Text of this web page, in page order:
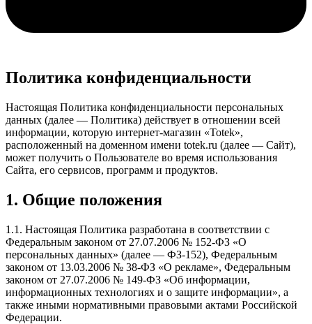
Политика конфиденциальности
Настоящая Политика конфиденциальности персональных
данных (далее — Политика) действует в отношении всей
информации, которую интернет-магазин «Totek»,
расположенный на доменном имени totek.ru (далее — Сайт),
может получить о Пользователе во время использования
Сайта, его сервисов, программ и продуктов.
1. Общие положения
1.1. Настоящая Политика разработана в соответствии с
Федеральным законом от 27.07.2006 № 152-ФЗ «О
персональных данных» (далее — ФЗ-152), Федеральным
законом от 13.03.2006 № 38-ФЗ «О рекламе», Федеральным
законом от 27.07.2006 № 149-ФЗ «Об информации,
информационных технологиях и о защите информации», а
также иными нормативными правовыми актами Российской
Федерации.